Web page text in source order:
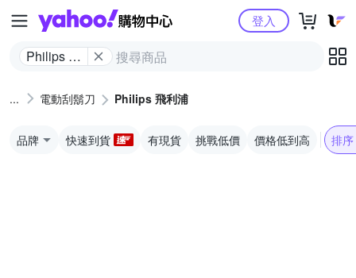
Yahoo購物中心
Philips 飛
登入
電動刮鬍刀 Philips 飛利浦
品牌 快速到貨 有現貨 挑戰低價 價格低到高 排序